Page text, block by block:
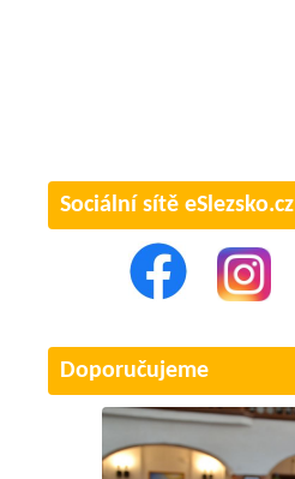
Sociální sítě eSlezsko.cz
Doporučujeme